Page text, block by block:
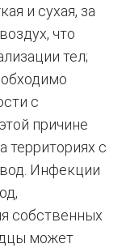
и сухая, за
что
тел;
с
причине
территориях с
Инфекции
собственных
может